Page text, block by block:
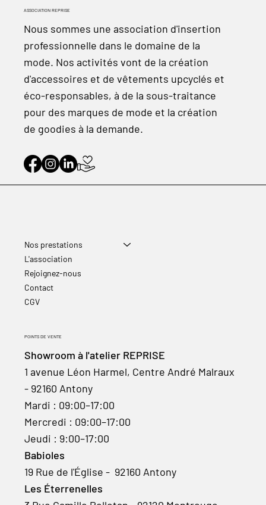
ASSOCIATION REPRISE
Nous sommes une association d'insertion
professionnelle dans le domaine de la
mode. Nos activités vont de la création
d'accessoires et de vêtements upcyclés et
éco-responsables, à de la sous-traitance
pour des marques de mode et la création
de goodies à la demande.
POINTS DE VENTE
Showroom à l'atelier REPRISE
1 avenue Léon Harmel, Centre André Malraux
- 92160 Antony
Mardi : 09:00–17:00
Mercredi : 09:00–17:00
Jeudi : 9:00–17:00
Babioles
19 Rue de l'Église - 92160 Antony
Les Éterrenelles
Nos prestations
L'association
Rejoignez-nous
Contact
CGV